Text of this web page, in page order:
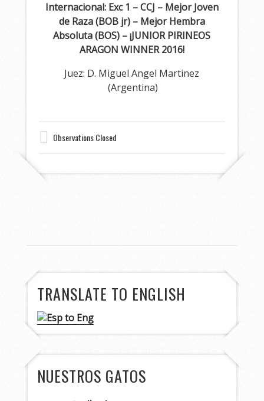
Internacional: Exc 1 – CCJ – Mejor Joven
de Raza (BOB jr) – Mejor Hembra
Absoluta (BOS) – ¡JUNIOR PIRINEOS
ARAGON WINNER 2016!
Juez: D. Miguel Angel Martinez
(Argentina)
Observations Closed
TRANSLATE TO ENGLISH
NUESTROS GATOS